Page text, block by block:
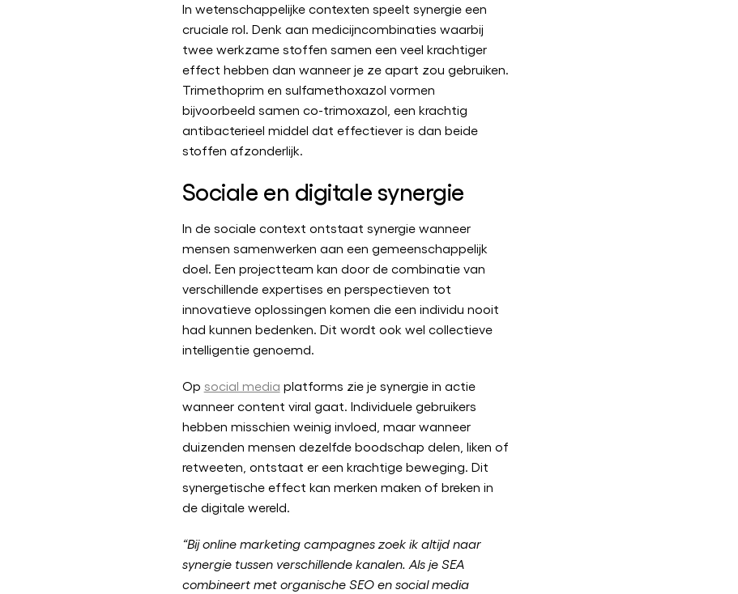
In wetenschappelijke contexten speelt synergie een
cruciale rol. Denk aan medicijncombinaties waarbij
twee werkzame stoffen samen een veel krachtiger
effect hebben dan wanneer je ze apart zou gebruiken.
Trimethoprim en sulfamethoxazol vormen
bijvoorbeeld samen co-trimoxazol, een krachtig
antibacterieel middel dat effectiever is dan beide
stoffen afzonderlijk.
Sociale en digitale synergie
In de sociale context ontstaat synergie wanneer
mensen samenwerken aan een gemeenschappelijk
doel. Een projectteam kan door de combinatie van
verschillende expertises en perspectieven tot
innovatieve oplossingen komen die een individu nooit
had kunnen bedenken. Dit wordt ook wel collectieve
intelligentie genoemd.
Op social media platforms zie je synergie in actie
wanneer content viral gaat. Individuele gebruikers
hebben misschien weinig invloed, maar wanneer
duizenden mensen dezelfde boodschap delen, liken of
retweeten, ontstaat er een krachtige beweging. Dit
synergetische effect kan merken maken of breken in
de digitale wereld.
“Bij online marketing campagnes zoek ik altijd naar
synergie tussen verschillende kanalen. Als je SEA
combineert met organische SEO en social media